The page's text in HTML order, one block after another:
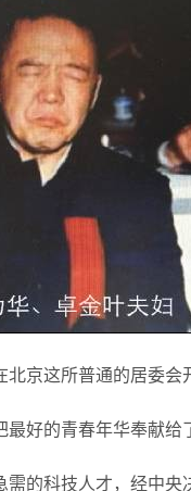
京这所普通的居委会
好的青春年华奉献给
的科技人才，经中央